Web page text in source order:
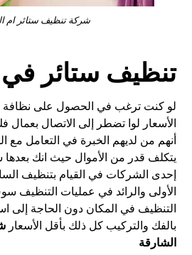
شركة تنظيف ستائر ام
تنظيف ستائر في
لو كنت ترغب في الحصول على نظافة
الأسعار لوا تضطر إلى الاتصال
أنهم من لديهم الخبرة في التعامل مع
يتكلف قدر من الأموال حيث انك
إحدى الشركات في القيام بتنظيف
الأولى والرائد في عمليات التنظيف
التنظيف في المكان دون الحاجة إلى
بالفك والتركيب كل ذلك بأقل الأسعار
الشارقة